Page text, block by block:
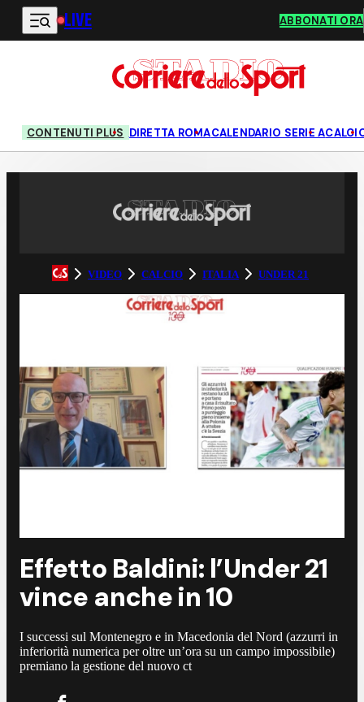
Vai al contenuto principale
LIVE ABBONATI ORA
CONTENUTI PLUS DIRETTA ROMACALENDARIO SERIE A
VIDEO CALCIO ITALIA UNDER 21
Effetto Baldini: l’Under 21
vince anche in 10
I successi sul Montenegro e in Macedonia del Nord (azzurri in
inferiorità numerica per oltre un’ora su un campo impossibile)
premiano la gestione del nuovo ct